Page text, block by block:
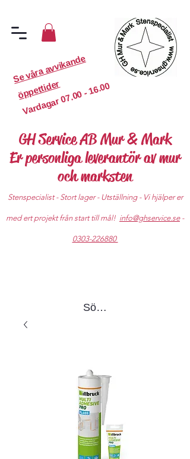
S
e
v
år
a
a
v
vi
k
a
n
d
e
ö
p
p
etti
d
er
Vardagar
07.00 - 16.00
GH Service AB Mur & Mark
Er personliga leverantör av mur
och marksten
Stenspecialist - Stort lager - Utställning - Vi hjälper er
med ert projekt från start till mål! info@ghservice.se-
0303-226880
Sök produkter